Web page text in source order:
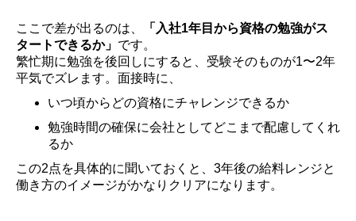
ここで差が出るのは、
「入社1年目から資格の勉強がス
タートできるか」 です。
繁忙期に勉強を後回しにすると、受験そのものが1〜2年
平気でズレます。面接時に、
いつ頃からどの資格にチャレンジできるか
勉強時間の確保に会社としてどこまで配慮してくれ
るか
この2点を具体的に聞いておくと、3年後の給料レンジと
働き方のイメージがかなりクリアになります。